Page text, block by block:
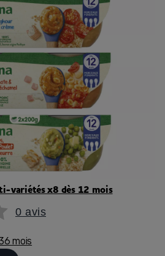
variétés x8 dès 12 mois
0 avis
mois